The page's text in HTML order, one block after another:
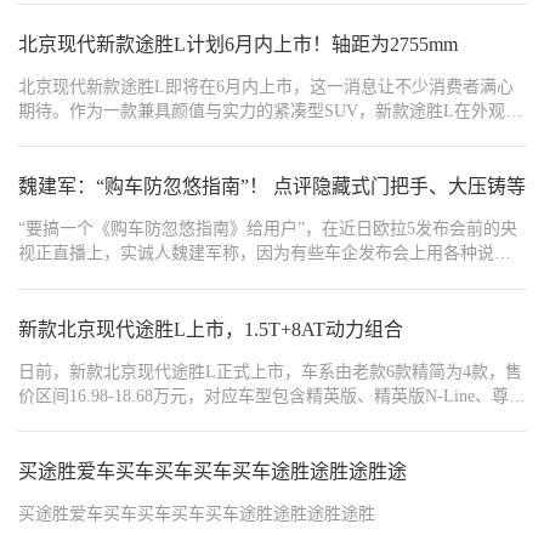
北京现代新款途胜L计划6月内上市！轴距为2755mm
北京现代新款途胜L即将在6月内上市，这一消息让不少消费者满心
期待。作为一款兼具颜值与实力的紧凑型SUV，新款途胜L在外观、
魏建军：“购车防忽悠指南”！ 点评隐藏式门把手、大压铸等
“要搞一个《购车防忽悠指南》给用户”，在近日欧拉5发布会前的央
视正直播上，实诚人魏建军称，因为有些车企发布会上用各种说大
新款北京现代途胜L上市，1.5T+8AT动力组合
日前，新款北京现代途胜L正式上市，车系由老款6款精简为4款，售
价区间16.98-18.68万元，对应车型包含精英版、精英版N-Line、尊贵
买途胜爱车买车买车买车买车途胜途胜途胜途
买途胜爱车买车买车买车买车途胜途胜途胜途胜